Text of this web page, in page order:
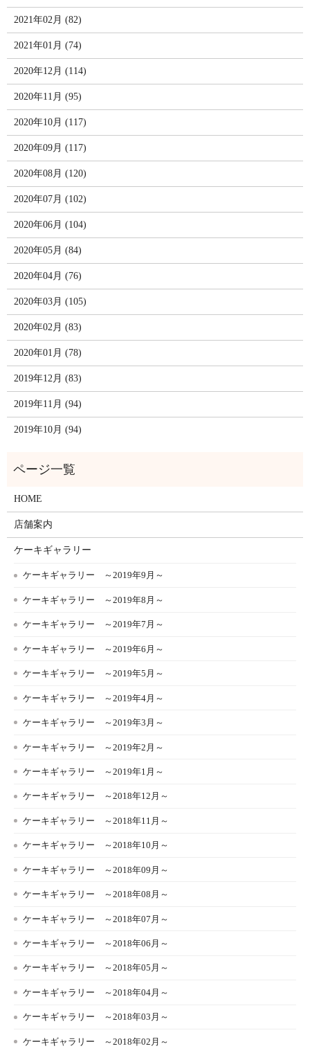
2021年02月 (82)
2021年01月 (74)
2020年12月 (114)
2020年11月 (95)
2020年10月 (117)
2020年09月 (117)
2020年08月 (120)
2020年07月 (102)
2020年06月 (104)
2020年05月 (84)
2020年04月 (76)
2020年03月 (105)
2020年02月 (83)
2020年01月 (78)
2019年12月 (83)
2019年11月 (94)
2019年10月 (94)
HOME
店舗案内
ケーキギャラリー
ケーキギャラリー ～2019年9月～
ケーキギャラリー ～2019年8月～
ケーキギャラリー ～2019年7月～
ケーキギャラリー ～2019年6月～
ケーキギャラリー ～2019年5月～
ケーキギャラリー ～2019年4月～
ケーキギャラリー ～2019年3月～
ケーキギャラリー ～2019年2月～
ケーキギャラリー ～2019年1月～
ケーキギャラリー ～2018年12月～
ケーキギャラリー ～2018年11月～
ケーキギャラリー ～2018年10月～
ケーキギャラリー ～2018年09月～
ケーキギャラリー ～2018年08月～
ケーキギャラリー ～2018年07月～
ケーキギャラリー ～2018年06月～
ケーキギャラリー ～2018年05月～
ケーキギャラリー ～2018年04月～
ケーキギャラリー ～2018年03月～
ケーキギャラリー ～2018年02月～